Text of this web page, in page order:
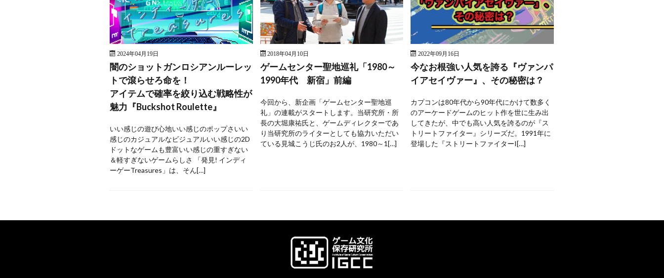
2024年04月19日
闇のショットガンロシアンルーレッ
トで滾らせろ命を！
アイテムで確率を絞り込む戦略性が
魅力『Buckshot Roulette』
いい感じの遊び心地いい感じのポップさいい
感じのカジュアルなビジュアルいい感じの2D
ドットなゲームも豊富いい感じの重すぎない
＆軽すぎないゲームらしさ 「発見! インディ
ーゲーTreasures」は、そん[…]
2018年04月10日
ゲームセンター聖地巡礼「1980～
1990年代 新宿」前編
今回から、新企画「ゲームセンター聖地巡
礼」の連載がスタートします。当研究所・所
長の大堀康祐氏と、ゲームディレクターであ
り当研究所のライターとしても協力いただい
ている見城こうじ氏のお2人が、1980～1[…]
2022年09月16日
今なお根強い人気を誇る『ヴァンパ
イアセイヴァー』、その秘密は？
カプコンは80年代から90年代にかけて数多く
のアーケードゲームのヒット作を世に生み出
してきたが、中でも高い人気を誇るのが『ス
トリートファイター』シリーズだ。1991年に
登場した『ストリートファイターI[…]